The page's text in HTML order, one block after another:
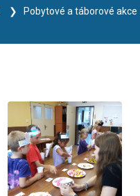
Pobytové a táborové akce